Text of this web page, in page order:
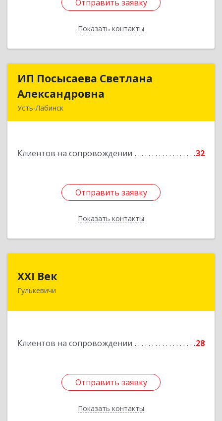
Отправить заявку
Показать контакты
Отправить заявку
Назад
ИП Посысаева Светлана
Александровна
Усть-Лабинск
Клиентов на сопровождении 32
Отправить заявку
Показать контакты
ИП Посысаева Светлана
Подробнее
Отправить заявку
Назад
XXI Век
Гулькевичи
Клиентов на сопровождении 28
Отправить заявку
Показать контакты
Отправить заявку
Назад